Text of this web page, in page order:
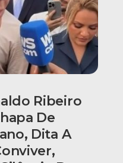
Ribeiro
De
Dita A